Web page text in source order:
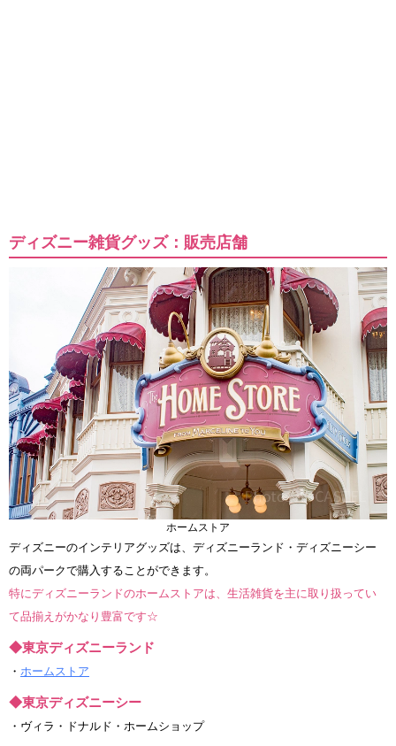
ディズニー雑貨グッズ：販売店舗
ホームストア
ディズニーのインテリアグッズは、ディズニーランド・ディズニーシー
の両パークで購入することができます。
特にディズニーランドのホームストアは、生活雑貨を主に取り扱ってい
て品揃えがかなり豊富です☆
◆東京ディズニーランド
・ ホームストア
◆東京ディズニーシー
・ヴィラ・ドナルド・ホームショップ